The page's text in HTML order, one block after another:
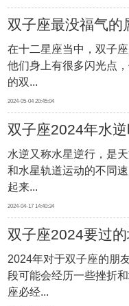
双子座最没福气的
在十二星座当中，双子
他们身上有很多闪光点
的双...
2024-05-04 20:45:04
双子座2024年水
水逆又称水星逆行，是
和水星轨道运动的不同
起来...
2024-04-17 14:40:34
双子座2024要过
2024年对于双子座的朋
段可能会经历一些挫折
座必经...